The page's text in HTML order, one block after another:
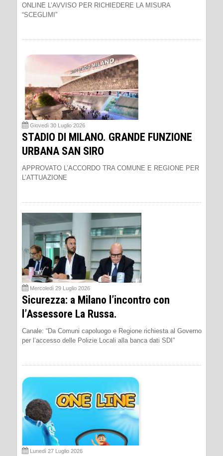
ONLINE L’AVVISO PER RICHIEDERE LA MISURA
“SCEGLIMI”
Giovedì 30 Luglio 2026
STADIO DI MILANO. GRANDE FUNZIONE
URBANA SAN SIRO
APPROVATO L’ACCORDO TRA COMUNE E REGIONE PER
L’ATTUAZIONE
Mercoledì 29 Luglio 2026
Sicurezza: a Milano l’incontro con
l’Assessore La Russa.
Canale: “Da Comuni capoluogo e Regione richiesta al Governo
per l’accesso delle Polizie Locali alla banca dati SDI”
Lunedì 27 Luglio 2026